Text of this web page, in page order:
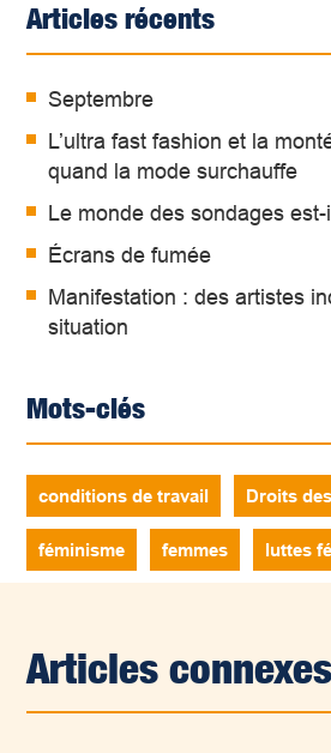
Articles récents
Septembre
L’ultra fast fashion et la
quand la mode surchauffe
Le monde des sondages
Écrans de fumée
Manifestation : des artistes
situation
Mots-clés
conditions de travail Droits
féminisme femmes luttes
Articles connexes